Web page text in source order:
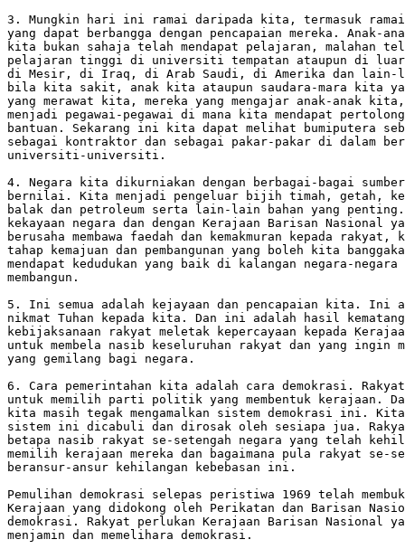
3. Mungkin hari ini ramai daripada kita, termasuk
yang dapat berbangga dengan pencapaian mereka. Anak-
kita bukan sahaja telah mendapat pelajaran, malahan
pelajaran tinggi di universiti tempatan ataupun di luar
di Mesir, di Iraq, di Arab Saudi, di Amerika dan lain-
bila kita sakit, anak kita ataupun saudara-mara kita
yang merawat kita, mereka yang mengajar anak-anak kita,
menjadi pegawai-pegawai di mana kita mendapat
bantuan. Sekarang ini kita dapat melihat bumiputera
sebagai kontraktor dan sebagai pakar-pakar di dalam
universiti-universiti.
4. Negara kita dikurniakan dengan berbagai-bagai
bernilai. Kita menjadi pengeluar bijih timah, getah,
balak dan petroleum serta lain-lain bahan yang penting.
kekayaan negara dan dengan Kerajaan Barisan Nasional
berusaha membawa faedah dan kemakmuran kepada
tahap kemajuan dan pembangunan yang boleh kita
mendapat kedudukan yang baik di kalangan negara-negara
membangun.
5. Ini semua adalah kejayaan dan pencapaian kita. Ini
nikmat Tuhan kepada kita. Dan ini adalah hasil
kebijaksanaan rakyat meletak kepercayaan kepada
untuk membela nasib keseluruhan rakyat dan yang ingin
yang gemilang bagi negara.
6. Cara pemerintahan kita adalah cara demokrasi. Rakyat
untuk memilih parti politik yang membentuk kerajaan.
kita masih tegak mengamalkan sistem demokrasi ini.
sistem ini dicabuli dan dirosak oleh sesiapa jua.
betapa nasib rakyat se-setengah negara yang telah
memilih kerajaan mereka dan bagaimana pula rakyat se-
beransur-ansur kehilangan kebebasan ini.
Pemulihan demokrasi selepas peristiwa 1969 telah
Kerajaan yang didokong oleh Perikatan dan Barisan
demokrasi. Rakyat perlukan Kerajaan Barisan Nasional
menjamin dan memelihara demokrasi.